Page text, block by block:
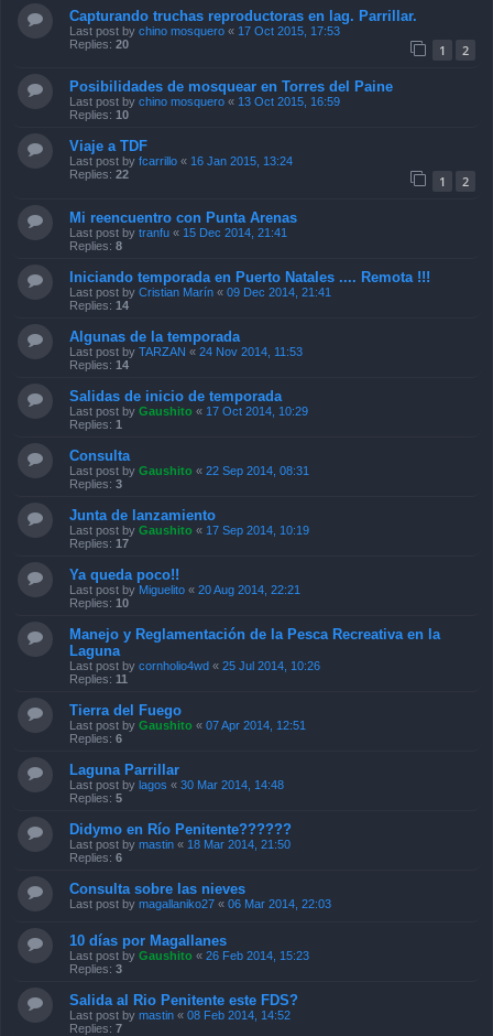
Capturando truchas reproductoras en lag. Parrillar.
Last post by chino mosquero « 17 Oct 2015, 17:53
Replies: 20 1 2
Posibilidades de mosquear en Torres del Paine
Last post by chino mosquero « 13 Oct 2015, 16:59
Replies: 10
Viaje a TDF
Last post by fcarrillo « 16 Jan 2015, 13:24
Replies: 22 1 2
Mi reencuentro con Punta Arenas
Last post by tranfu « 15 Dec 2014, 21:41
Replies: 8
Iniciando temporada en Puerto Natales .... Remota !!!
Last post by Cristian Marín « 09 Dec 2014, 21:41
Replies: 14
Algunas de la temporada
Last post by TARZAN « 24 Nov 2014, 11:53
Replies: 14
Salidas de inicio de temporada
Last post by Gaushito « 17 Oct 2014, 10:29
Replies: 1
Consulta
Last post by Gaushito « 22 Sep 2014, 08:31
Replies: 3
Junta de lanzamiento
Last post by Gaushito « 17 Sep 2014, 10:19
Replies: 17
Ya queda poco!!
Last post by Miguelito « 20 Aug 2014, 22:21
Replies: 10
Manejo y Reglamentación de la Pesca Recreativa en la
Laguna
Last post by cornholio4wd « 25 Jul 2014, 10:26
Replies: 11
Tierra del Fuego
Last post by Gaushito « 07 Apr 2014, 12:51
Replies: 6
Laguna Parrillar
Last post by lagos « 30 Mar 2014, 14:48
Replies: 5
Didymo en Río Penitente??????
Last post by mastin « 18 Mar 2014, 21:50
Replies: 6
Consulta sobre las nieves
Last post by magallaniko27 « 06 Mar 2014, 22:03
10 días por Magallanes
Last post by Gaushito « 26 Feb 2014, 15:23
Replies: 3
Salida al Rio Penitente este FDS?
Last post by mastin « 08 Feb 2014, 14:52
Replies: 7